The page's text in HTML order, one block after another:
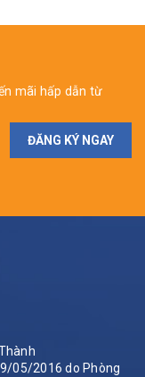
mãi hấp dẫn từ
ĐĂNG KÝ NGAY
05/2016 do Phòng